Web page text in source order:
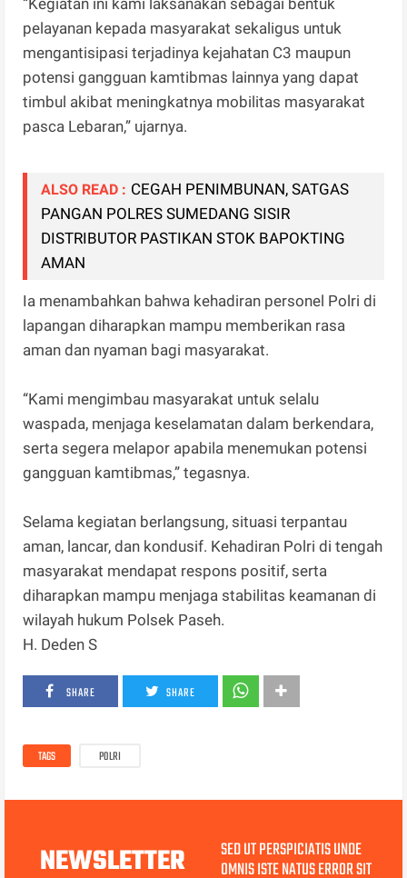
pelayanan kepada masyarakat sekaligus untuk
mengantisipasi terjadinya kejahatan C3 maupun
potensi gangguan kamtibmas lainnya yang dapat
timbul akibat meningkatnya mobilitas masyarakat
pasca Lebaran,” ujarnya.
ALSO READ : CEGAH PENIMBUNAN, SATGAS
PANGAN POLRES SUMEDANG SISIR
DISTRIBUTOR PASTIKAN STOK BAPOKTING
AMAN
Ia menambahkan bahwa kehadiran personel Polri di
lapangan diharapkan mampu memberikan rasa
aman dan nyaman bagi masyarakat.
“Kami mengimbau masyarakat untuk selalu
waspada, menjaga keselamatan dalam berkendara,
serta segera melapor apabila menemukan potensi
gangguan kamtibmas,” tegasnya.
Selama kegiatan berlangsung, situasi terpantau
aman, lancar, dan kondusif. Kehadiran Polri di tengah
masyarakat mendapat respons positif, serta
diharapkan mampu menjaga stabilitas keamanan di
wilayah hukum Polsek Paseh.
H. Deden S
SHARE SHARE
TAGS POLRI
NEWSLETTER SED UT PERSPICIATIS UNDE
OMNIS ISTE NATUS ERROR SIT